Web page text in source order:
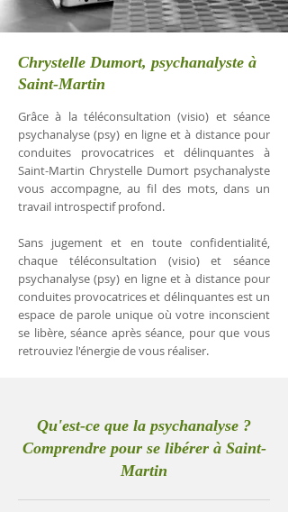
Chrystelle Dumort, psychanalyste à
Saint-Martin
Grâce à la téléconsultation (visio) et séance
psychanalyse (psy) en ligne et à distance pour
conduites provocatrices et délinquantes à
Saint-Martin Chrystelle Dumort psychanalyste
vous accompagne, au fil des mots, dans un
travail introspectif profond.
Sans jugement et en toute confidentialité,
chaque téléconsultation (visio) et séance
psychanalyse (psy) en ligne et à distance pour
conduites provocatrices et délinquantes est un
espace de parole unique où votre inconscient
se libère, séance après séance, pour que vous
retrouviez l'énergie de vous réaliser.
Qu'est-ce que la psychanalyse ?
Comprendre pour se libérer à Saint-
Martin